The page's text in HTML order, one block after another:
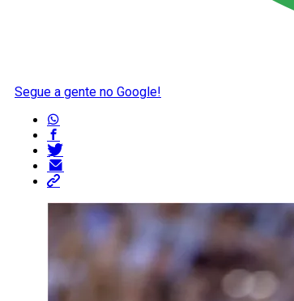
Segue a gente no Google!